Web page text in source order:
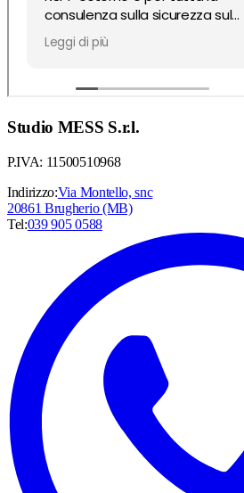
Studio MESS S.r.l.
P.IVA: 11500510968
Indirizzo:Via Montello, snc
20861 Brugherio (MB)
Tel:039 905 0588